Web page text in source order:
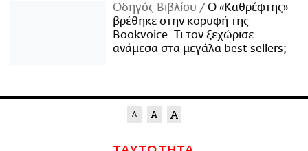
Οδηγός Βιβλίου
Ο «Καθρέφτης»
βρέθηκε στην κορυφή της
Bookvoice. Τι τον ξεχώρισε
ανάμεσα στα μεγάλα best sellers;